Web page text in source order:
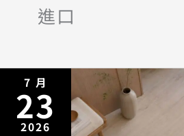
進口
7 月
23
2026